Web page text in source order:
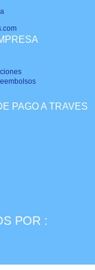
PAGO A TRAVES
POR :